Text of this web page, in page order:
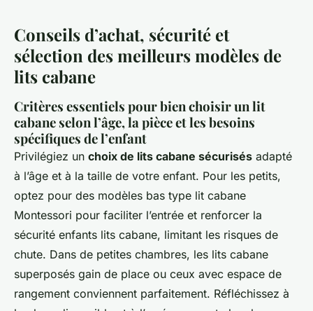
Conseils d’achat, sécurité et
sélection des meilleurs modèles de
lits cabane
Critères essentiels pour bien choisir un lit
cabane selon l’âge, la pièce et les besoins
spécifiques de l’enfant
Privilégiez un choix de lits cabane sécurisés adapté
à l’âge et à la taille de votre enfant. Pour les petits,
optez pour des modèles bas type lit cabane
Montessori pour faciliter l’entrée et renforcer la
sécurité enfants lits cabane, limitant les risques de
chute. Dans de petites chambres, les lits cabane
superposés gain de place ou ceux avec espace de
rangement conviennent parfaitement. Réfléchissez à